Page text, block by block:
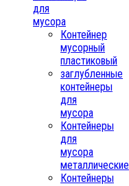
для
мусора
Контейнер
мусорный
пластиковый
заглубленные
контейнеры
для
мусора
Контейнеры
для
мусора
металлические
Контейнеры